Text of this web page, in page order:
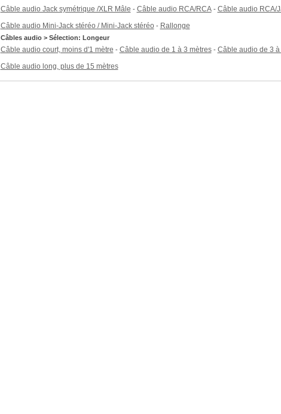
Câble audio Jack symétrique /XLR Mâle - Câble audio RCA/RCA- Câble audio RCA/
Câble audio Mini-Jack stéréo / Mini-Jack stéréo - Rallonge
Câbles audio > Sélection: Longeur
Câble audio court, moins d'1 mètre - Câble audio de 1 à 3 mètres- Câble audio de 3 à
Câble audio long, plus de 15 mètres